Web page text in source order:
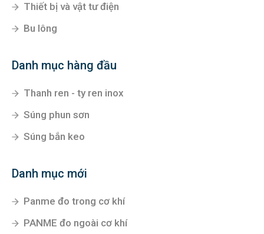
Thiết bị và vật tư điện
Bu lông
Danh mục hàng đầu
Thanh ren - ty ren inox
Súng phun sơn
Súng bắn keo
Danh mục mới
Panme đo trong cơ khí
PANME đo ngoài cơ khí